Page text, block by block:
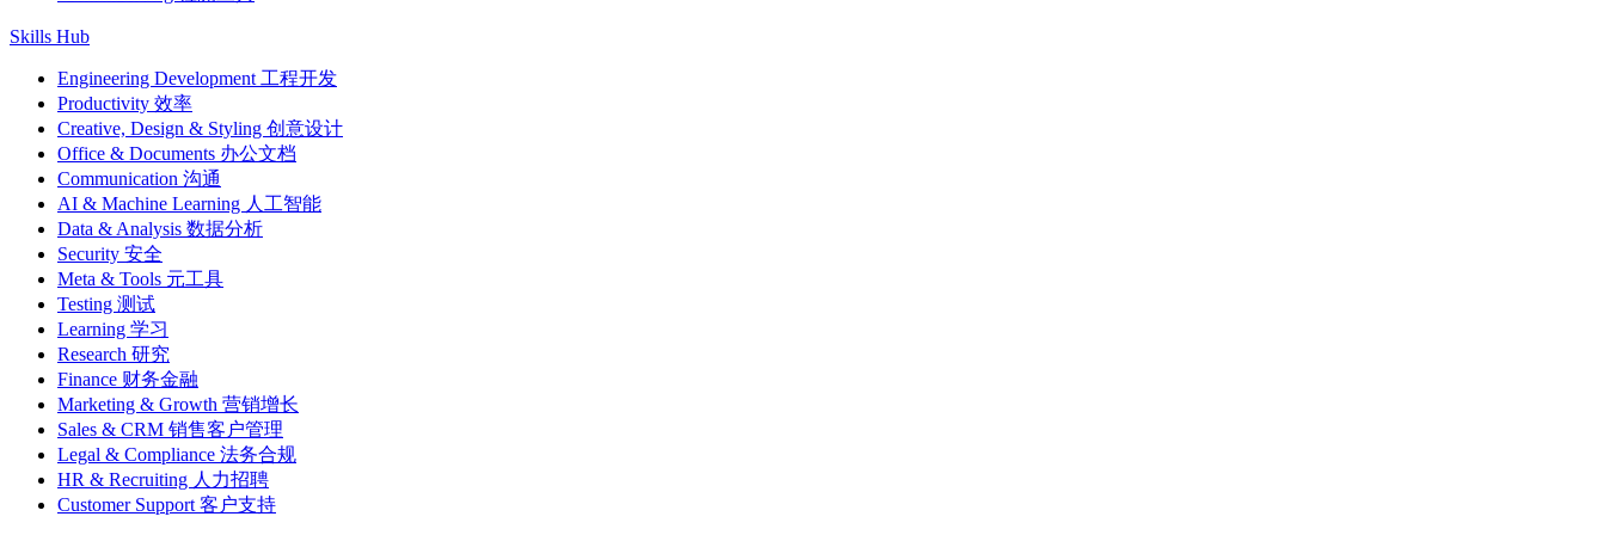
Skills Hub
Engineering Development 工程开发
Productivity 效率
Creative, Design & Styling 创意设计
Office & Documents 办公文档
Communication 沟通
AI & Machine Learning 人工智能
Data & Analysis 数据分析
Security 安全
Meta & Tools 元工具
Testing 测试
Learning 学习
Research 研究
Finance 财务金融
Marketing & Growth 营销增长
Sales & CRM 销售客户管理
Legal & Compliance 法务合规
HR & Recruiting 人力招聘
Customer Support 客户支持